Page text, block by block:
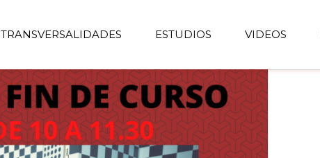
TRANSVERSALIDADES ESTUDIOS VIDEOS